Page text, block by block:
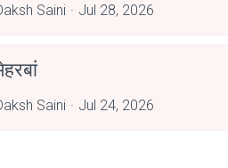
Saini Jul 28, 2026
Saini Jul 24, 2026